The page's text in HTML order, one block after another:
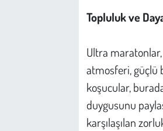
Topluluk ve
Ultra
atmosferi, güçlü
koşucular,
duygusunu
karşılaşılan